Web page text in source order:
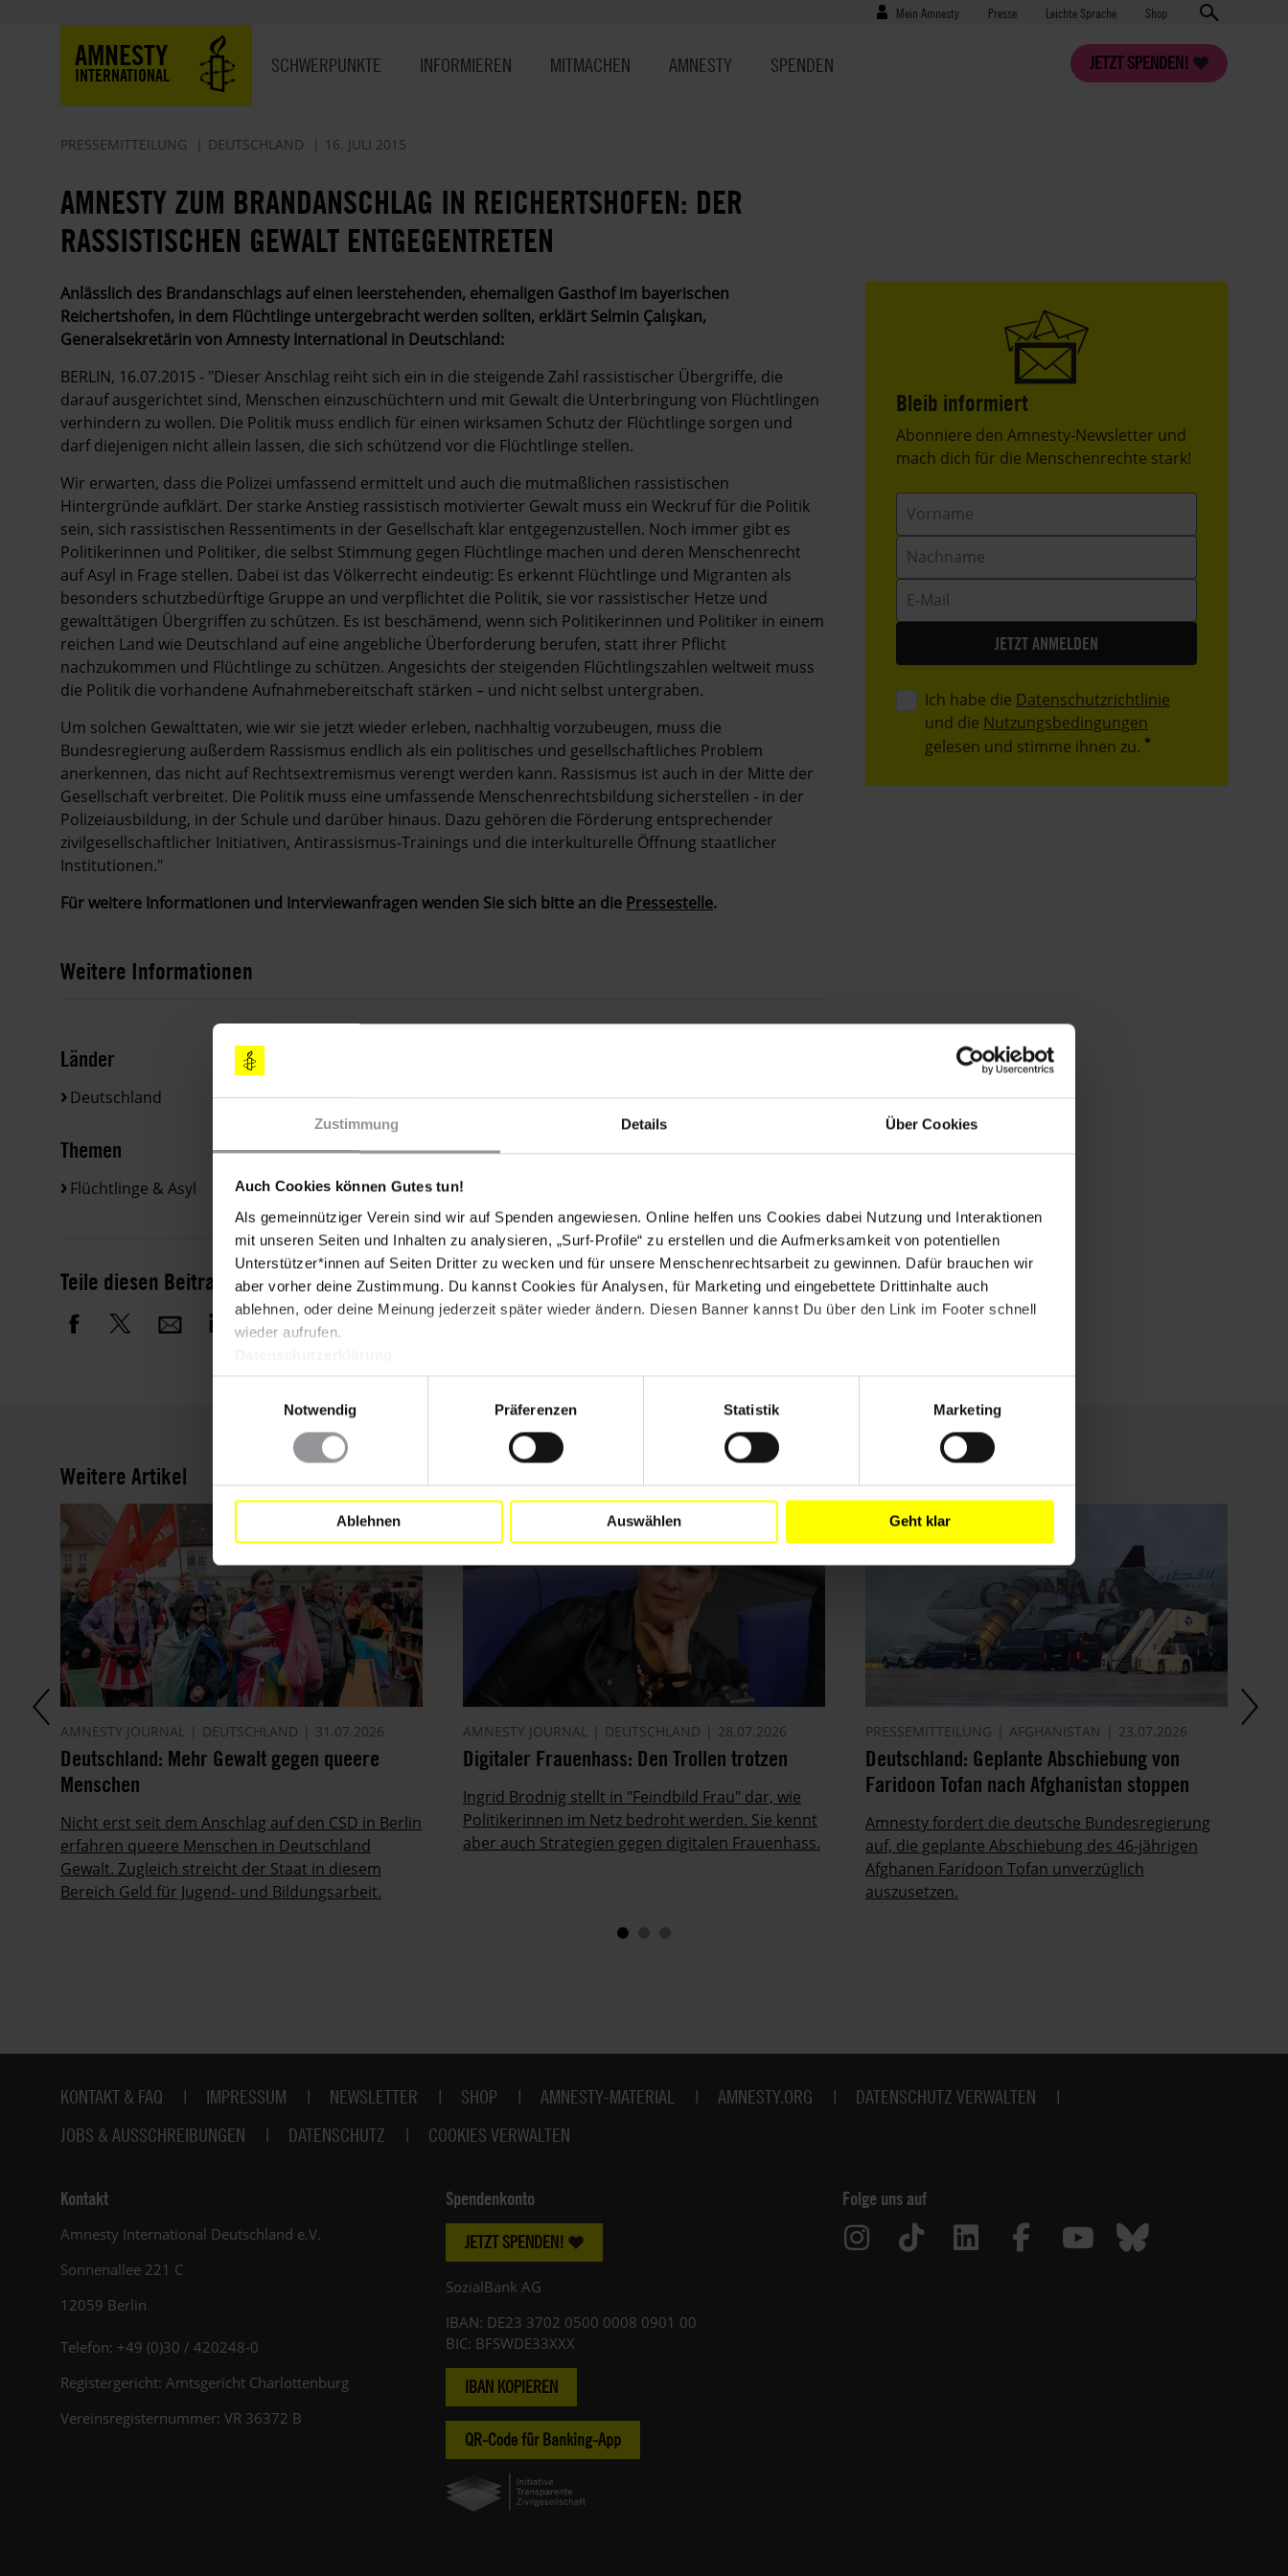
Zustimmung Details Über Cookies
Auch Cookies können Gutes tun!
Als gemeinnütziger Verein sind wir auf Spenden angewiesen. Online helfen uns Cookies dabei Nutzung und Interaktionen
mit unseren Seiten und Inhalten zu analysieren, „Surf-Profile“ zu erstellen und die Aufmerksamkeit von potentiellen
Unterstützer*innen auf Seiten Dritter zu wecken und für unsere Menschenrechtsarbeit zu gewinnen. Dafür brauchen wir
aber vorher deine Zustimmung. Du kannst Cookies für Analysen, für Marketing und eingebettete Drittinhalte auch
ablehnen, oder deine Meinung jederzeit später wieder ändern. Diesen Banner kannst Du über den Link im Footer schnell
wieder aufrufen.
Notwendig
Präferenzen Statistik Marketing
Ablehnen Auswählen Geht klar
Benutzermenü
Mein Amnesty Presse
Presse Leichte Sprache Shop
AMNESTY
INTERNATIONAL
JETZT SPENDEN!
SCHWERPUNKTE INFORMIEREN MITMACHEN AMNESTY SPENDEN
PRESSEMITTEILUNG DEUTSCHLAND 16. JULI 2015
AMNESTY ZUM BRANDANSCHLAG IN REICHERTSHOFEN: DER
RASSISTISCHEN GEWALT ENTGEGENTRETEN
Anlässlich des Brandanschlags auf einen leerstehenden, ehemaligen Gasthof im bayerischen
Reichertshofen, in dem Flüchtlinge untergebracht werden sollten, erklärt Selmin Çalışkan,
Generalsekretärin von Amnesty International in Deutschland:
BERLIN, 16.07.2015 - "Dieser Anschlag reiht sich ein in die steigende Zahl rassistischer Übergriffe, die
darauf ausgerichtet sind, Menschen einzuschüchtern und mit Gewalt die Unterbringung von Flüchtlingen
verhindern zu wollen. Die Politik muss endlich für einen wirksamen Schutz der Flüchtlinge sorgen und
darf diejenigen nicht allein lassen, die sich schützend vor die Flüchtlinge stellen.
Wir erwarten, dass die Polizei umfassend ermittelt und auch die mutmaßlichen rassistischen
Hintergründe aufklärt. Der starke Anstieg rassistisch motivierter Gewalt muss ein Weckruf für die Politik
sein, sich rassistischen Ressentiments in der Gesellschaft klar entgegenzustellen. Noch immer gibt es
Politikerinnen und Politiker, die selbst Stimmung gegen Flüchtlinge machen und deren Menschenrecht
auf Asyl in Frage stellen. Dabei ist das Völkerrecht eindeutig: Es erkennt Flüchtlinge und Migranten als
besonders schutzbedürftige Gruppe an und verpflichtet die Politik, sie vor rassistischer Hetze und
gewalttätigen Übergriffen zu schützen. Es ist beschämend, wenn sich Politikerinnen und Politiker in einem
reichen Land wie Deutschland auf eine angebliche Überforderung berufen, statt ihrer Pflicht
nachzukommen und Flüchtlinge zu schützen. Angesichts der steigenden Flüchtlingszahlen weltweit muss
die Politik die vorhandene Aufnahmebereitschaft stärken – und nicht selbst untergraben.
Um solchen Gewalttaten, wie wir sie jetzt wieder erleben, nachhaltig vorzubeugen, muss die
Bundesregierung außerdem Rassismus endlich als ein politisches und gesellschaftliches Problem
anerkennen, das nicht auf Rechtsextremismus verengt werden kann. Rassismus ist auch in der Mitte der
Gesellschaft verbreitet. Die Politik muss eine umfassende Menschenrechtsbildung sicherstellen - in der
Polizeiausbildung, in der Schule und darüber hinaus. Dazu gehören die Förderung entsprechender
zivilgesellschaftlicher Initiativen, Antirassismus-Trainings und die interkulturelle Öffnung staatlicher
Institutionen."
Für weitere Informationen und Interviewanfragen wenden Sie sich bitte an die Pressestelle.
Weitere Informationen
Länder
Deutschland
Themen
Flüchtlinge & Asyl
Teile diesen Beitrag
Bleib informiert
Header
Text
Abonniere den Amnesty-Newsletter und
mach dich für die Menschenrechte stark!
Vorname
Nachname
E-
Mail
Ich habe die Datenschutzrichtlinie
und die Nutzungsbedingungen
gelesen und stimme ihnen zu.
Weitere Artikel
AMNESTY JOURNAL DEUTSCHLAND 31.07.2026
Deutschland: Mehr Gewalt gegen queere
Menschen
Nicht erst seit dem Anschlag auf den CSD in Berlin
erfahren queere Menschen in Deutschland
Gewalt. Zugleich streicht der Staat in diesem
Bereich Geld für Jugend- und Bildungsarbeit.
AMNESTY JOURNAL DEUTSCHLAND 28.07.2026
Digitaler Frauenhass: Den Trollen trotzen
Ingrid Brodnig stellt in "Feindbild Frau" dar, wie
Politikerinnen im Netz bedroht werden. Sie kennt
aber auch Strategien gegen digitalen Frauenhass.
PRESSEMITTEILUNG AFGHANISTAN 23.07.2026
Deutschland: Geplante Abschiebung von
Faridoon Tofan nach Afghanistan stoppen
Amnesty fordert die deutsche Bundesregierung
auf, die geplante Abschiebung des 46-jährigen
Afghanen Faridoon Tofan unverzüglich
auszusetzen.
Fußbereich
KONTAKT & FAQ IMPRESSUM NEWSLETTER SHOP AMNESTY-MATERIAL AMNESTY.ORG
DATENSCHUTZ VERWALTEN
JOBS & AUSSCHREIBUNGEN
DATENSCHUTZ COOKIES VERWALTEN
Kontakt
Amnesty International Deutschland e.V.
Sonnenallee 221 C
12059 Berlin
Telefon: +49 (0)30 / 420248-0
Registergericht: Amtsgericht Charlottenburg
Vereinsregisternummer: VR 36372 B
Spendenkonto
JETZT SPENDEN!
SozialBank AG
IBAN: DE23 3702 0500 0008 0901 00
BIC: BFSWDE33XXX
IBAN KOPIEREN
QR-Code für Banking-App
Folge uns auf